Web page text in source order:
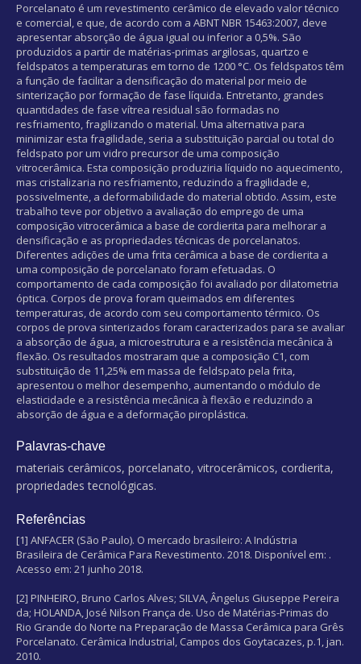
Porcelanato é um revestimento cerâmico de elevado valor técnico
e comercial, e que, de acordo com a ABNT NBR 15463:2007, deve
apresentar absorção de água igual ou inferior a 0,5%. São
produzidos a partir de matérias-primas argilosas, quartzo e
feldspatos a temperaturas em torno de 1200 °C. Os feldspatos têm
a função de facilitar a densificação do material por meio de
sinterização por formação de fase líquida. Entretanto, grandes
quantidades de fase vítrea residual são formadas no
resfriamento, fragilizando o material. Uma alternativa para
minimizar esta fragilidade, seria a substituição parcial ou total do
feldspato por um vidro precursor de uma composição
vitrocerâmica. Esta composição produziria líquido no aquecimento,
mas cristalizaria no resfriamento, reduzindo a fragilidade e,
possivelmente, a deformabilidade do material obtido. Assim, este
trabalho teve por objetivo a avaliação do emprego de uma
composição vitrocerâmica a base de cordierita para melhorar a
densificação e as propriedades técnicas de porcelanatos.
Diferentes adições de uma frita cerâmica a base de cordierita a
uma composição de porcelanato foram efetuadas. O
comportamento de cada composição foi avaliado por dilatometria
óptica. Corpos de prova foram queimados em diferentes
temperaturas, de acordo com seu comportamento térmico. Os
corpos de prova sinterizados foram caracterizados para se avaliar
a absorção de água, a microestrutura e a resistência mecânica à
flexão. Os resultados mostraram que a composição C1, com
substituição de 11,25% em massa de feldspato pela frita,
apresentou o melhor desempenho, aumentando o módulo de
elasticidade e a resistência mecânica à flexão e reduzindo a
absorção de água e a deformação piroplástica.
Palavras-chave
materiais cerâmicos, porcelanato, vitrocerâmicos, cordierita,
propriedades tecnológicas.
Referências
[1] ANFACER (São Paulo). O mercado brasileiro: A Indústria
Brasileira de Cerâmica Para Revestimento. 2018. Disponível em: .
Acesso em: 21 junho 2018.
[2] PINHEIRO, Bruno Carlos Alves; SILVA, Ângelus Giuseppe Pereira
da; HOLANDA, José Nilson França de. Uso de Matérias-Primas do
Rio Grande do Norte na Preparação de Massa Cerâmica para Grês
Porcelanato. Cerâmica Industrial, Campos dos Goytacazes, p.1, jan.
2010.